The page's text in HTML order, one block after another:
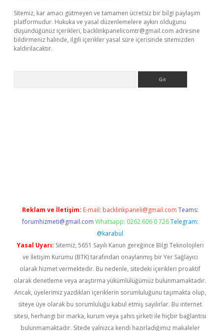
Sitemiz, kar amacı gütmeyen ve tamamen ücretsiz bir bilgi paylaşım
platformudur. Hukuka ve yasal düzenlemelere aykırı olduğunu
düşündüğünüz içerikleri, backlinkpanelicomtr@gmail.com adresine
bildirmeniz halinde, ilgili içerikler yasal süre içerisinde sitemizden
kaldırılacaktır.
Reklam ve İletişim: E-mail: backlinkpaneli@gmail.com Teams:
forumhizmeti@gmail.com Whatsapp: 0262 606 0 726 Telegram:
@karabul
Yasal Uyarı: Sitemiz, 5651 Sayılı Kanun gereğince Bilgi Teknolojileri
ve İletişim Kurumu (BTK) tarafından onaylanmış bir Yer Sağlayıcı
olarak hizmet vermektedir. Bu nedenle, sitedeki içerikleri proaktif
olarak denetleme veya araştırma yükümlülüğümüz bulunmamaktadır.
Ancak, üyelerimiz yazdıkları içeriklerin sorumluluğunu taşımakta olup,
siteye üye olarak bu sorumluluğu kabul etmiş sayılırlar. Bu internet
sitesi, herhangi bir marka, kurum veya şahıs şirketi ile hiçbir bağlantısı
bulunmamaktadır. Sitede yalnızca kendi hazırladığımız makaleler